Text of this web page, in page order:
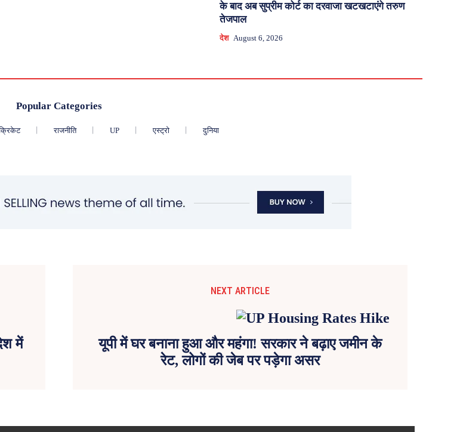
के बाद अब सुप्रीम कोर्ट का दरवाजा खटखटाएंगे तरुण
तेजपाल
देश August 6, 2026
Popular Categories
राजनीति UP एस्ट्रो दुनिया
में
NEXT ARTICLE
यूपी में घर बनाना हुआ और महंगा! सरकार ने बढ़ाए जमीन के
रेट, लोगों की जेब पर पड़ेगा असर